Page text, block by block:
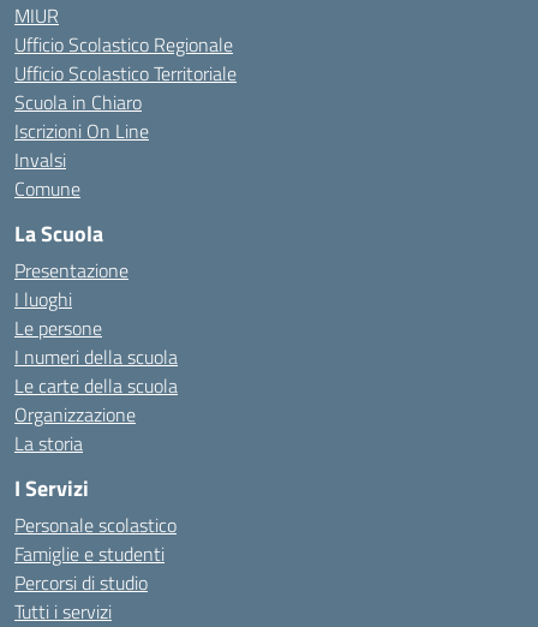
MIUR
Ufficio Scolastico Regionale
Ufficio Scolastico Territoriale
Scuola in Chiaro
Iscrizioni On Line
Invalsi
Comune
La Scuola
Presentazione
I luoghi
Le persone
I numeri della scuola
Le carte della scuola
Organizzazione
La storia
I Servizi
Personale scolastico
Famiglie e studenti
Percorsi di studio
Tutti i servizi